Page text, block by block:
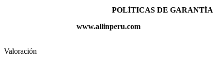
POLÍTICAS DE GARANTÍA
www.allinperu.com
Valoración